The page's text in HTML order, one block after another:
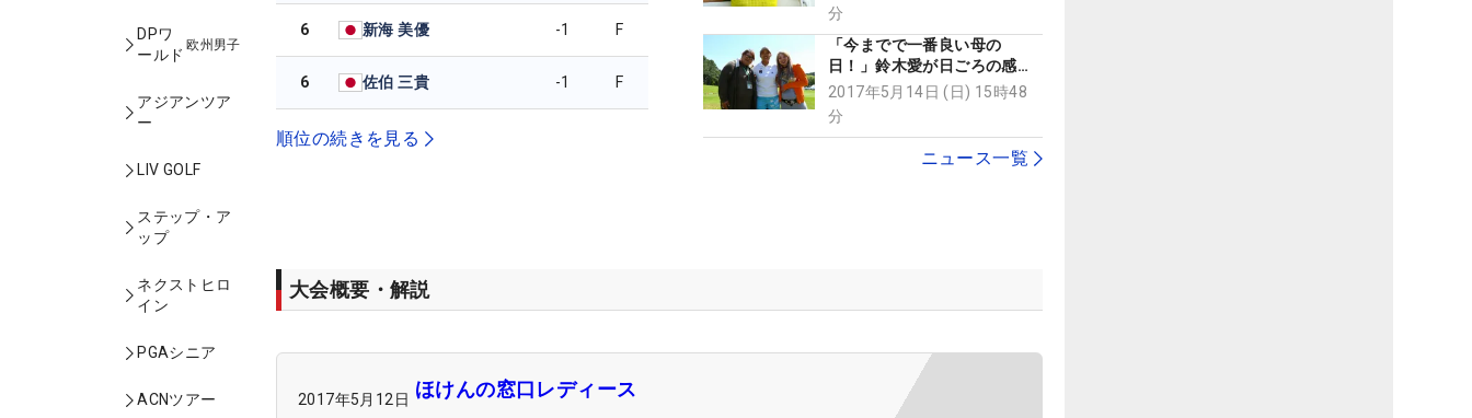
DPワ
ールド
欧州男子
アジアンツア
ー
LIV GOLF
ステップ・ア
ップ
ネクストヒロ
イン
PGAシニア
ACNツアー
6 新海 美優 -1 F
6 佐伯 三貴 -1 F
順位の続きを見る
次点
分
「今までで一番良い母の
日！」鈴木愛が日ごろの感謝
伝える今季初V
2017年5月14日 (日) 15時48
分
ニュース一覧
大会概要・解説
2017年5月12日 ほけんの窓口レディース